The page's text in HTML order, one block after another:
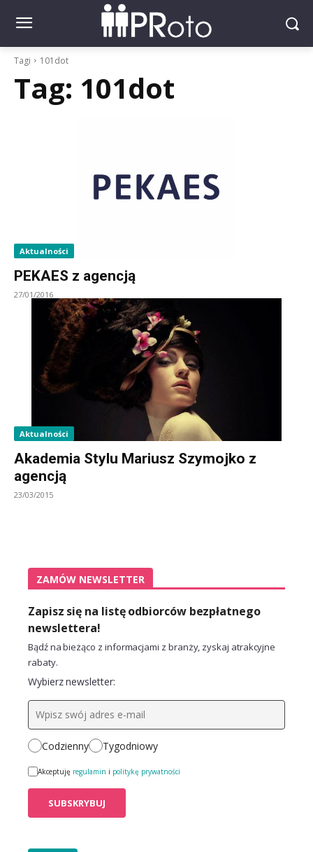
Tagi 101dot
Tag: 101dot
Aktualności
PEKAES z agencją
27/01/2016
Aktualności
Akademia Stylu Mariusz Szymojko z
agencją
23/03/2015
ZAMÓW NEWSLETTER
Zapisz się na listę odbiorców bezpłatnego
newslettera!
Bądź na bieżąco z informacjami z branży, zyskaj atrakcyjne
rabaty.
Wybierz newsletter:
Codzienny Tygodniowy
Akceptuję regulamin i politykę prywatności